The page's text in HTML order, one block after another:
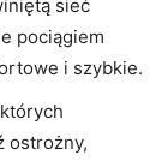
sieć
pociągiem
i szybkie.
ostrożny,